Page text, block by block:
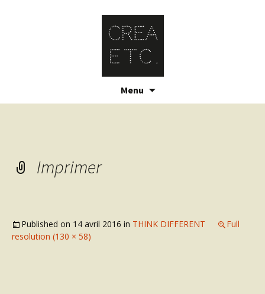
Menu
Imprimer
Published on 14 avril 2016 in THINK DIFFERENT
Full
resolution (130 × 58)